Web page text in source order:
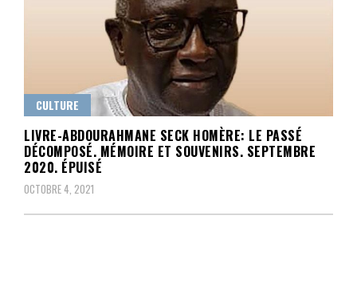
CULTURE
LIVRE-ABDOURAHMANE SECK HOMÈRE: LE PASSÉ
DÉCOMPOSÉ. MÉMOIRE ET SOUVENIRS. SEPTEMBRE
2020. ÉPUISÉ
OCTOBRE 4, 2021